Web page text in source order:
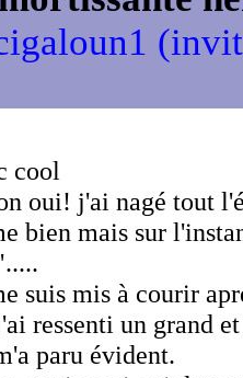
cool
oui! j'ai nagé tout
bien mais sur
suis mis à courir
ressenti un grand
paru évident.